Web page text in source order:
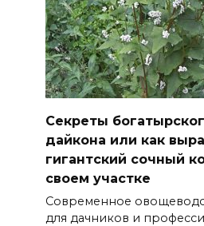
Секреты
дайкона или как
гигантский сочный
своем участке
Современное
для дачников и